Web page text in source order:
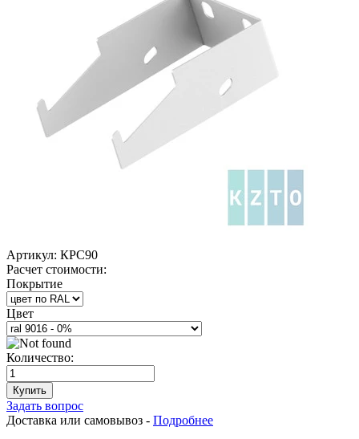
Артикул: КРС90
Расчет стоимости:
Покрытие
Цвет
Количество:
Купить
Задать вопрос
Доставка или самовывоз - Подробнее